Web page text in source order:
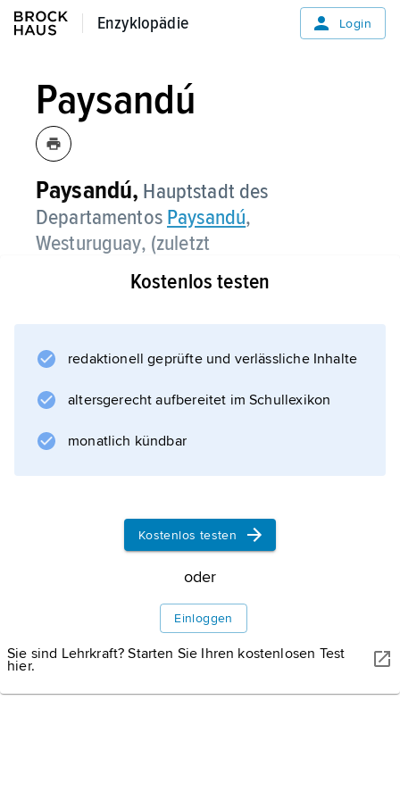
Enzyklopädie
Enzyklopädie Login
Paysandú
Paysandú, Hauptstadt des
Departamentos Paysandú,
Westuruguay, (zuletzt
erhoben 2011) 76 400 Einwohner.
Seeschifffahrt); Fleischverarbeitung,
Brauerei, Getreidemühlen u. a. Verarbeitung
landwirtschaftlicher Produkte, Werft;
Flughafen.
Informationen zum Artikel
Kostenlos testen
redaktionell geprüfte und verlässliche Inhalte
altersgerecht aufbereitet im Schullexikon
monatlich kündbar
Kostenlos testen
oder
Einloggen
Sie sind Lehrkraft? Starten Sie Ihren kostenlosen Test
hier.